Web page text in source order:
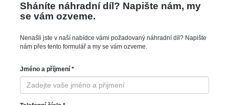
Sháníte náhradní díl? Napište nám, my
se vám ozveme.
Nenašli jste v naší nabídce vámi požadovaný náhradní díl? Napište
nám přes tento formulář a my se vám ozveme.
Jméno a příjmení *